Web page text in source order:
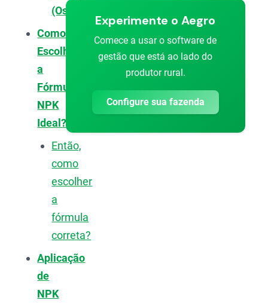
(Osmocote)
Como
Escolher
a
Fórmula
NPK
Ideal?
Então,
como
escolher
a
fórmula
correta?
Aplicação
de
NPK
Experimente o Aegro
Comece a usar o software de
gestão que está ao lado do
produtor rural.
Configure sua fazenda